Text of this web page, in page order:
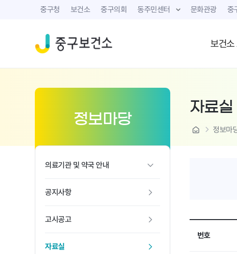
중구청 보건소 중구의회 동주민센터 문화관광 중
보건소
정보마당
의료기관 및 약국 안내
공지사항
고시공고
자료실
자료실
home 정보마
번호